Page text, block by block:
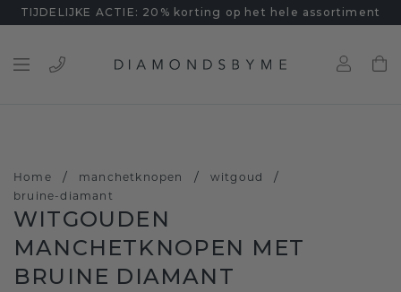
TIJDELIJKE ACTIE: 20% korting op het hele assortiment
Home / manchetknopen / witgoud /
bruine-diamant
WITGOUDEN
MANCHETKNOPEN MET
BRUINE DIAMANT